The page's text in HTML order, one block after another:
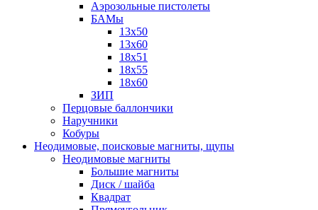
Аэрозольные пистолеты
БАМы
13х50
13х60
18х51
18х55
18х60
ЗИП
Перцовые баллончики
Наручники
Кобуры
Неодимовые, поисковые магниты, щупы
Неодимовые магниты
Большие магниты
Диск / шайба
Квадрат